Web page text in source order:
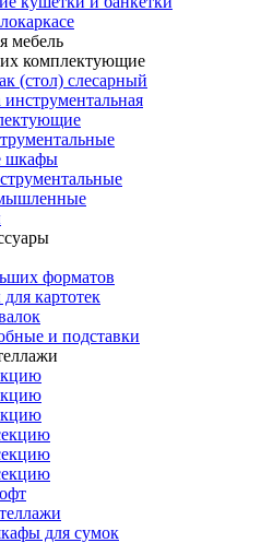
мебель
комплектующие
(стол) слесарный
шкафы
форматов
картотек
и подставки
для сумок